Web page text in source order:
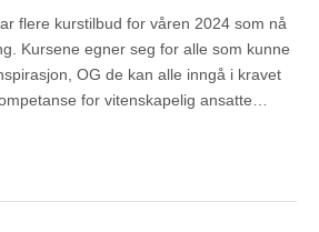
flere kurstilbud for våren 2024 som nå
Kursene egner seg for alle som kunne
OG de kan alle inngå i kravet
for vitenskapelig ansatte…